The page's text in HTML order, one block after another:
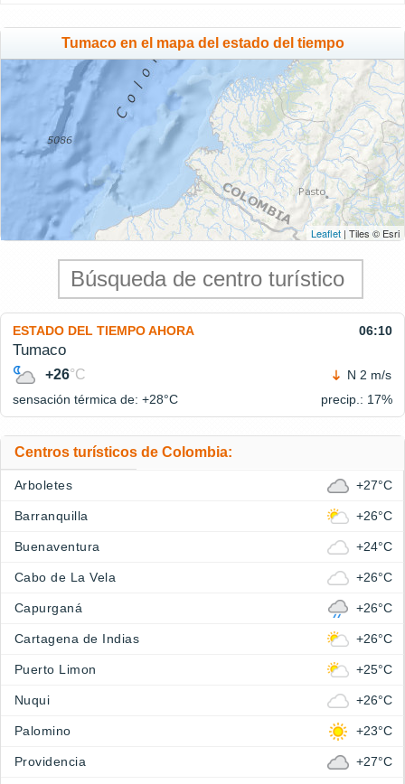
Tumaco en el mapa del estado del tiempo
Leaflet | Tiles © Esri
ESTADO DEL TIEMPO AHORA 06:10
Tumaco
+26°C
N 2 m/s
sensación térmica de: +28°C precip.: 17%
Centros turísticos de Colombia:
Arboletes +27°C
Barranquilla +26°C
Buenaventura +24°C
Cabo de La Vela +26°C
Capurganá +26°C
Cartagena de Indias +26°C
Puerto Limon +25°C
Nuqui +26°C
Palomino +23°C
Providencia +27°C